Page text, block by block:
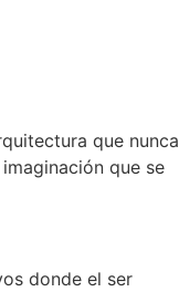
que nunca
que se
donde el ser